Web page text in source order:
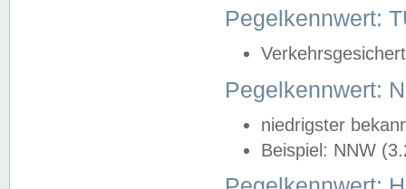
Pegelkennwert:
Pegelkennwert:
niedrigster
Beispiel: NNW